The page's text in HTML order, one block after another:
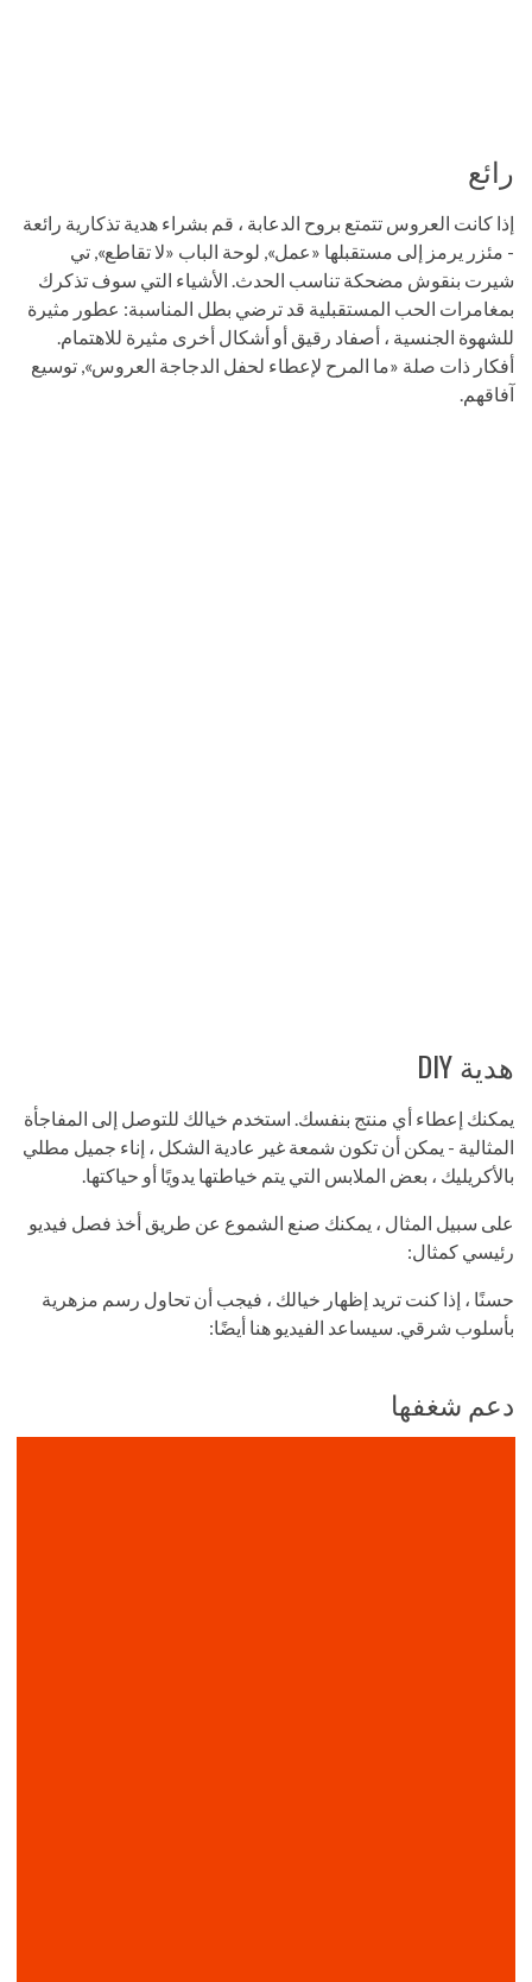
رائع
إذا كانت العروس تتمتع بروح الدعابة ، قم بشراء هدية تذكارية رائعة
- مئزر يرمز إلى مستقبلها «عمل», لوحة الباب «لا تقاطع», تي
شيرت بنقوش مضحكة تناسب الحدث. الأشياء التي سوف تذكرك
بمغامرات الحب المستقبلية قد ترضي بطل المناسبة: عطور مثيرة
للشهوة الجنسية ، أصفاد رقيق أو أشكال أخرى مثيرة للاهتمام.
أفكار ذات صلة «ما المرح لإعطاء لحفل الدجاجة العروس», توسيع
آفاقهم.
هدية DIY
يمكنك إعطاء أي منتج بنفسك. استخدم خيالك للتوصل إلى المفاجأة
المثالية - يمكن أن تكون شمعة غير عادية الشكل ، إناء جميل مطلي
بالأكريليك ، بعض الملابس التي يتم خياطتها يدويًا أو حياكتها.
على سبيل المثال ، يمكنك صنع الشموع عن طريق أخذ فصل فيديو
رئيسي كمثال:
حسنًا ، إذا كنت تريد إظهار خيالك ، فيجب أن تحاول رسم مزهرية
بأسلوب شرقي. سيساعد الفيديو هنا أيضًا:
دعم شغفها